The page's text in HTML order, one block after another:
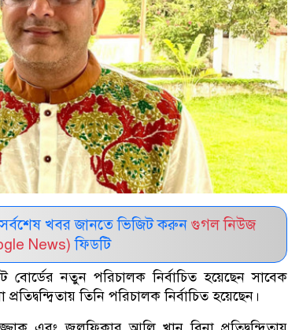
সর্বশেষ খবর জানতে ভিজিট করুন গুগল নিউজ
News) ফিডটি
বোর্ডের নতুন পরিচালক নির্বাচিত হয়েছেন সাবেক
তিনি পরিচালক নির্বাচিত হয়েছেন।